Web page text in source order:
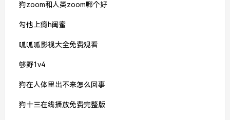
狗zoom和人类zoom哪个好
勾他上瘾h闺蜜
呱呱呱影视大全免费观看
够野1v4
狗在人体里出不来怎么回事
狗十三在线播放免费完整版